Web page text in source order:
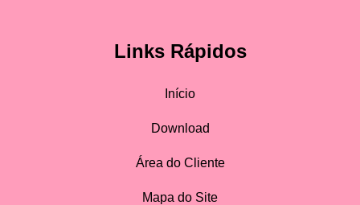
Links Rápidos
Início
Download
Área do Cliente
Mapa do Site